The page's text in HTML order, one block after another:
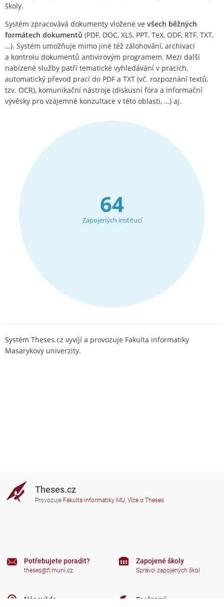
školy.
Systém zpracovává dokumenty vložené ve všech běžných
formátech dokumentů (PDF, DOC, XLS, PPT, TeX, ODF, RTF, TXT,
…). Systém umožňuje mimo jiné též zálohování, archivaci
a kontrolu dokumentů antivirovým programem. Mezi další
nabízené služby patří tematické vyhledávání v pracích,
automatický převod prací do PDF a TXT (vč. rozpoznání textů,
tzv. OCR), komunikační nástroje (diskusní fóra a informační
vývěsky pro vzájemné konzultace v této oblasti, …) aj.
64
Zapojených institucí
Systém Theses.cz vyvíjí a provozuje Fakulta informatiky
Masarykovy univerzity.
Theses.cz
Provozuje Fakulta informatiky MU, Více o Theses
Potřebujete poradit?
theses@fi.muni.cz
Nápověda
Zapojené školy
Správci zapojených škol
Soukromí